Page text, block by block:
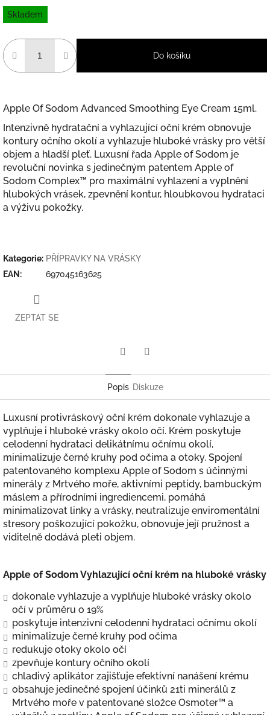
Měrná
cena:
Skladem
Do košíku
Apple Of Sodom Advanced Smoothing Eye Cream 15ml.
Intenzivně hydratační a vyhlazující oční krém obnovuje
kontury očního okolí a vyhlazuje hluboké vrásky pro větší
objem a hladší pleť. Luxusní řada Apple of Sodom je
revoluční novinka s jedinečným patentem Apple of
Sodom Complex™ pro maximální vyhlazení a vyplnění
hlubokých vrásek, zpevnění kontur, hloubkovou hydrataci
a výživu pokožky.
Kategorie: PŘÍPRAVKY NA VRÁSKY
EAN : 697045163625
ZEPTAT SE
Popis Diskuze
Luxusní protivráskový oční krém dokonale vyhlazuje a
vyplňuje i hluboké vrásky okolo očí. Krém poskytuje
celodenní hydrataci delikátnímu očnímu okolí,
minimalizuje černé kruhy pod očima a otoky. Spojení
patentovaného komplexu Apple of Sodom s účinnými
minerály z Mrtvého moře, aktivními peptidy, bambuckým
máslem a přírodními ingrediencemi, pomáhá
minimalizovat linky a vrásky, neutralizuje enviromentální
stresory poškozující pokožku, obnovuje její pružnost a
viditelně dodává pleti objem.
Apple of Sodom Vyhlazující oční krém na hluboké vrásky
dokonale vyhlazuje a vyplňuje hluboké vrásky okolo
očí v průměru o 19%
poskytuje intenzivní celodenní hydrataci očnímu okolí
minimalizuje černé kruhy pod očima
redukuje otoky okolo očí
zpevňuje kontury očního okolí
chladivý aplikátor zajišťuje efektivní nanášení krému
obsahuje jedinečné spojení účinků 21ti minerálů z
Mrtvého moře v patentované složce Osmoter™ a